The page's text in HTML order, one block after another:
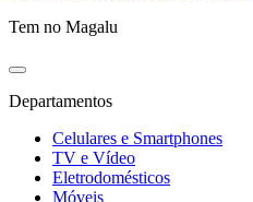
Tem no Magalu
Departamentos
Celulares e Smartphones
TV e Vídeo
Eletrodomésticos
Móveis